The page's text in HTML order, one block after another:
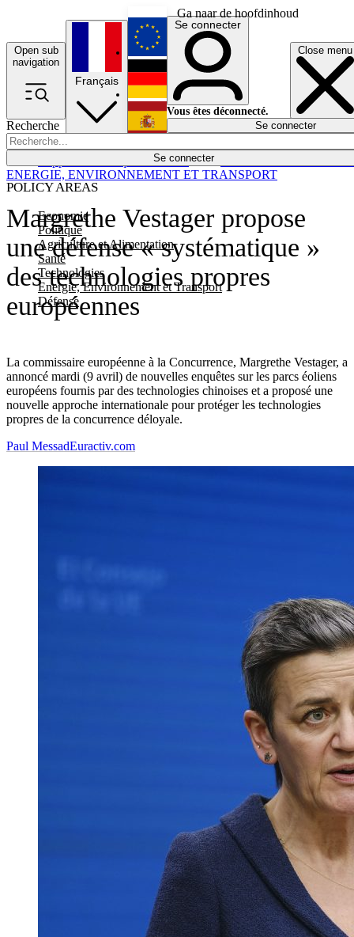
Ga naar de hoofdinhoud
Open sub
navigation
Close menu
Recherche
Se connecter
POLICY AREAS
Economie
Politique
Agriculture et Alimentation
Santé
Technologies
Energie, Environnement et Transport
Défense
Économie
Français
English
Deutsch
Español
Se connecter
Vous êtes déconnecté.
Se connecter
Margrethe Vestager propose
une défense « systématique »
des technologies propres
européennes
La commissaire européenne à la Concurrence, Margrethe Vestager, a
annoncé mardi (9 avril) de nouvelles enquêtes sur les parcs éoliens
européens fournis par des technologies chinoises et a proposé une
nouvelle approche internationale pour protéger les technologies
propres de la concurrence déloyale.
ENERGIE, ENVIRONNEMENT ET TRANSPORT
Paul MessadEuractiv.com